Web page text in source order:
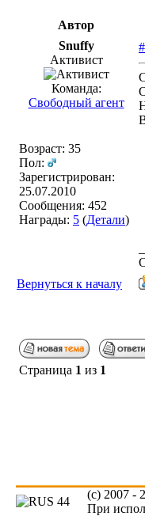
Автор
Snuffy
Активист
Команда:
Свободный агент
Возраст: 35
Пол:
Зарегистрирован:
25.07.2010
Сообщения: 452
Награды: 5 (Детали)
#
Вернуться к началу
Страница 1 из 1
(c) 2007 -
При